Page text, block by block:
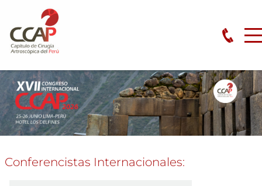
Conferencistas Internacionales: